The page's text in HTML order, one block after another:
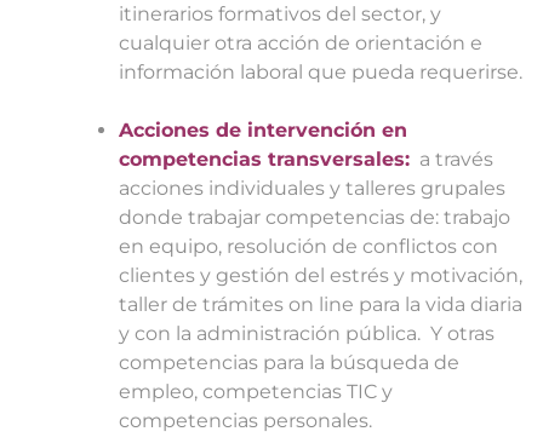
itinerarios formativos del sector, y
cualquier otra acción de orientación e
información laboral que pueda requerirse.
Acciones de intervención en
competencias transversales: a través
acciones individuales y talleres grupales
donde trabajar competencias de: trabajo
en equipo, resolución de conflictos con
clientes y gestión del estrés y motivación,
taller de trámites on line para la vida diaria
y con la administración pública. Y otras
competencias para la búsqueda de
empleo, competencias TIC y
competencias personales.